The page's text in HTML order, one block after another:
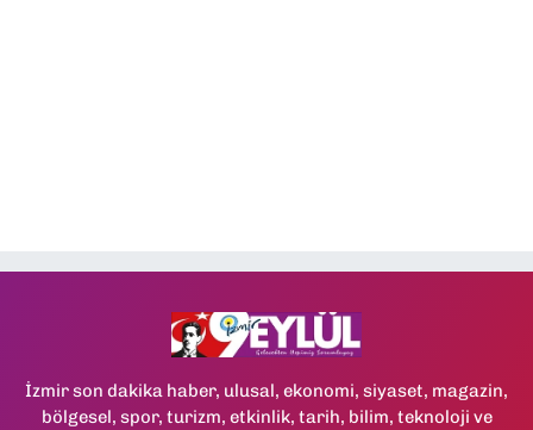
İzmir son dakika haber, ulusal, ekonomi, siyaset, magazin,
bölgesel, spor, turizm, etkinlik, tarih, bilim, teknoloji ve